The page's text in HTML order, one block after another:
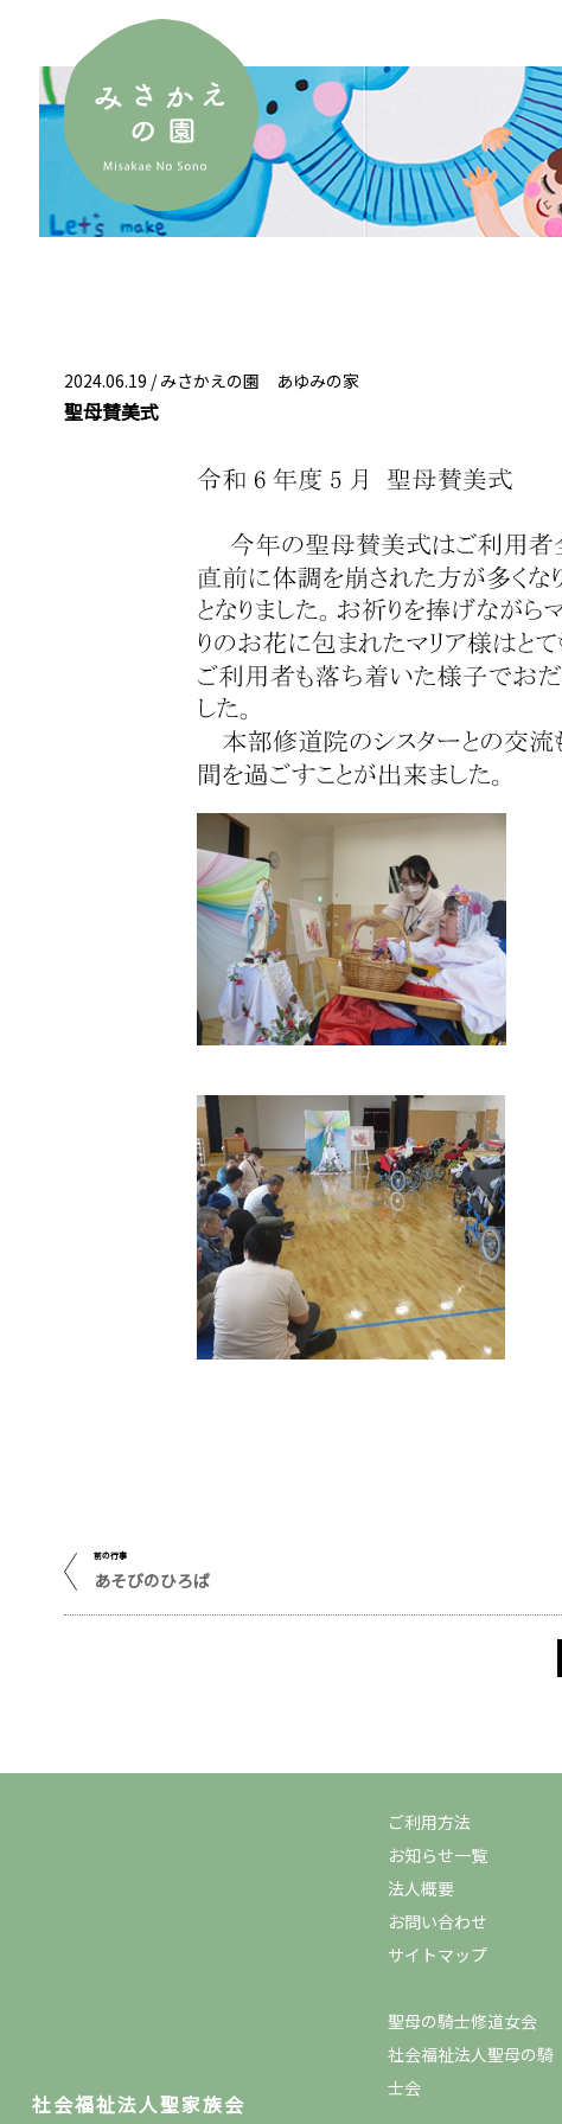
2024.06.19 /みさかえの園 あゆみの家
聖母賛美式
前の行事
あそびのひろば
社会福祉法人聖家族会
ご利用方法
お知らせ一覧
法人概要
お問い合わせ
サイトマップ
聖母の騎士修道女会
社会福祉法人聖母の騎
士会